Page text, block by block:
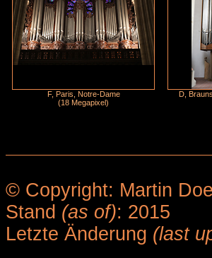
F, Paris, Notre-Dame
(18 Megapixel)
D,
© Copyright: Martin
Stand (as of): 2015
Letzte Änderung (last